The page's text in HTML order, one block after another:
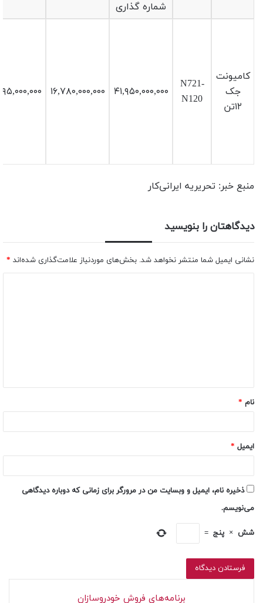
شماره گذاری
کامیونت
جک
۱۲تن
N721-
N120
۴۱,۹۵۰,۰۰۰,۰۰۰ ۱۶,۷۸۰,۰۰۰,۰۰۰
منبع خبر: تحریریه ایرانی‌کار
دیدگاهتان را بنویسید
نشانی ایمیل شما منتشر نخواهد شد. بخش‌های موردنیاز علامت‌گذاری شده‌اند *
نام *
ایمیل *
ذخیره نام، ایمیل و وبسایت من در مرورگر برای زمانی که دوباره دیدگاهی
می‌نویسم.
شش × پنج =
برنامه‌های فروش خودروسازان